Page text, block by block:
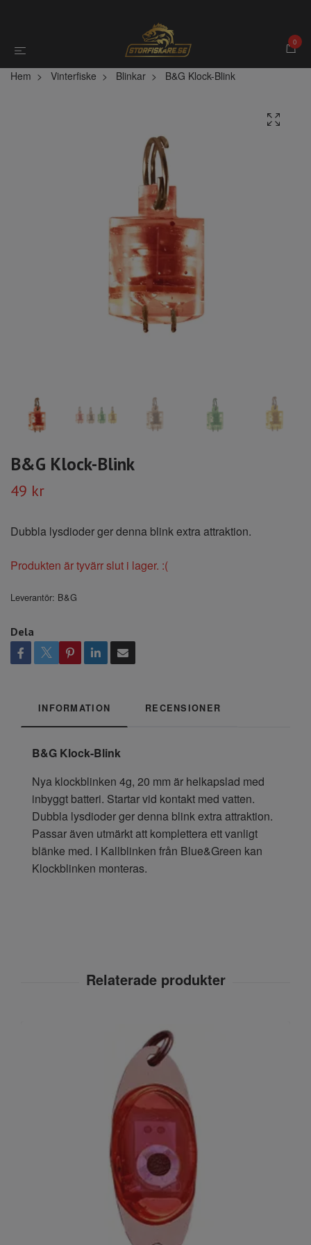
0
Hem Vinterfiske Blinkar B&G Klock-Blink
B&G Klock-Blink
49 kr
Dubbla lysdioder ger denna blink extra attraktion.
Produkten är tyvärr slut i lager. :(
Leverantör: B&G
Dela
INFORMATION RECENSIONER
B&G Klock-Blink
Nya klockblinken 4g, 20 mm är helkapslad med
inbyggt batteri. Startar vid kontakt med vatten.
Dubbla lysdioder ger denna blink extra attraktion.
Passar även utmärkt att komplettera ett vanligt
blänke med. I Kallblinken från Blue&Green kan
Klockblinken monteras.